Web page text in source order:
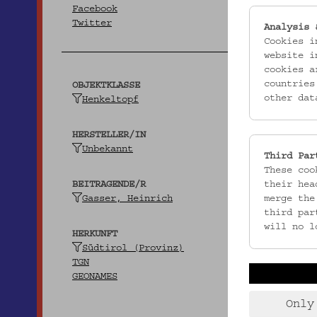
Facebook
Twitter
OBJEKTKLASSE
Henkeltopf
HERSTELLER/IN
Unbekannt
BEITRAGENDE/R
Gasser, Heinrich
HERKUNFT
Südtirol (Provinz)
TGN
GEONAMES
Analysis
Cookies
website
cookies
other
Third
These
their
merge
third
will no